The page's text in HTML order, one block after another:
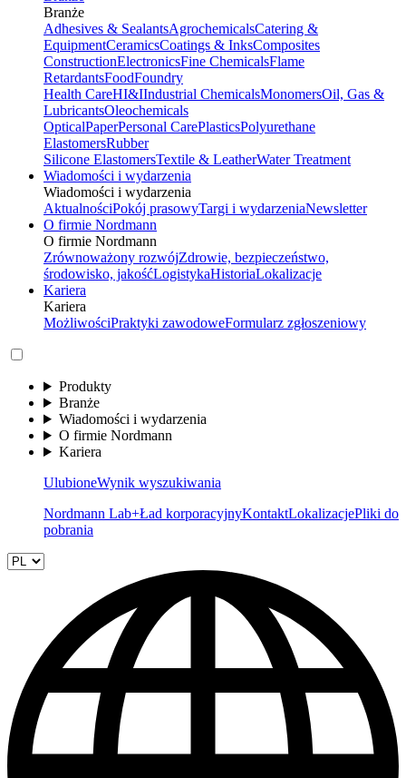
Branże
Adhesives & SealantsAgrochemicalsCatering &
EquipmentCeramicsCoatings & InksComposites
ConstructionElectronicsFine ChemicalsFlame
RetardantsFoodFoundry
Health CareHI&IIndustrial ChemicalsMonomersOil, Gas &
LubricantsOleochemicals
OpticalPaperPersonal CarePlasticsPolyurethane
ElastomersRubber
Silicone ElastomersTextile & LeatherWater Treatment
Wiadomości i wydarzenia
Wiadomości i wydarzenia
AktualnościPokój prasowyTargi i wydarzeniaNewsletter
O firmie Nordmann
O firmie Nordmann
Zrównoważony rozwójZdrowie, bezpieczeństwo,
środowisko, jakośćLogistykaHistoriaLokalizacje
Kariera
Kariera
MożliwościPraktyki zawodoweFormularz zgłoszeniowy
Produkty
Branże
Wiadomości i wydarzenia
O firmie Nordmann
Kariera
UlubioneWynik wyszukiwania
Nordmann Lab+Ład korporacyjnyKontaktLokalizacjePliki do
pobrania